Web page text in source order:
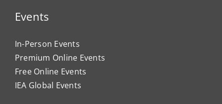
Events
In-Person Events
Premium Online Events
Free Online Events
IEA Global Events